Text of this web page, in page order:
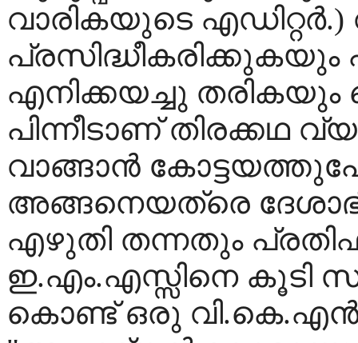
വാരികയുടെ
എനിക്കയച്ചു
പിന്നീടാണ് തിരക്കഥ
വാങ്ങാന്‍
അങ്ങനെയത്രെ
എഴുതി തന്നതും
ഇ.എം.എസ്സിനെ കൂടി
കൊണ്ട് ഒരു വി.കെ.എന്‍.